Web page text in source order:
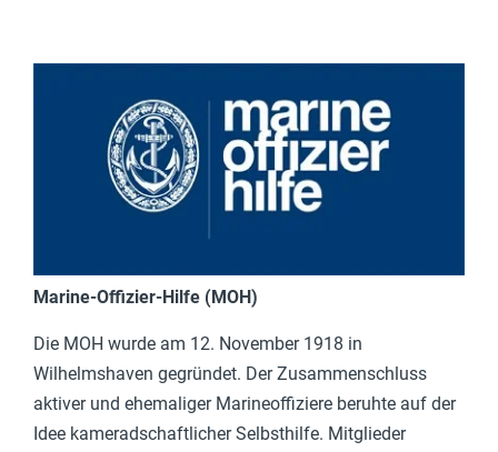
Marine-Offizier-Hilfe (MOH)
Die MOH wurde am 12. November 1918 in
Wilhelmshaven gegründet. Der Zusammenschluss
aktiver und ehemaliger Marineoffiziere beruhte auf der
Idee kameradschaftlicher Selbsthilfe. Mitglieder